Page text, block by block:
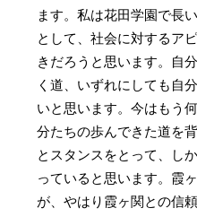
ます。私は花田学園で長
として、社会に対するア
きだろうと思います。自
く道、いずれにしても自
いと思います。今はもう
分たちの歩んできた道を
とスタンスをとって、し
っていると思います。霞
が、やはり霞ヶ関との信